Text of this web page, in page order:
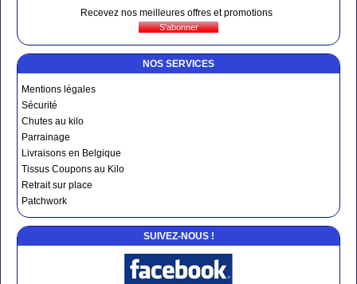
Recevez nos meilleures offres et promotions
NOS SERVICES
Mentions légales
Sécurité
Chutes au kilo
Parrainage
Livraisons en Belgique
Tissus Coupons au Kilo
Retrait sur place
Patchwork
SUIVEZ-NOUS !